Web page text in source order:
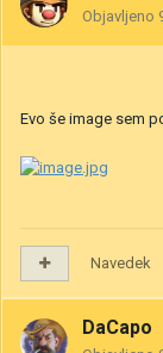
Objavljeno
Evo še image sem
Navedek
DaCapo